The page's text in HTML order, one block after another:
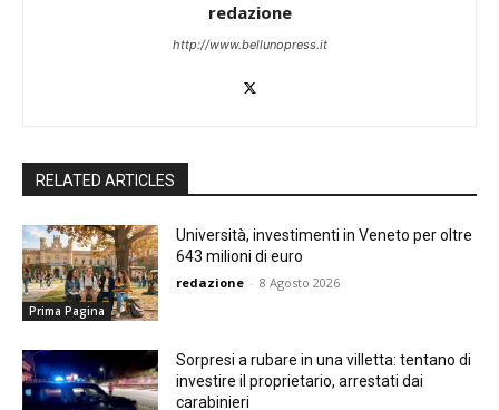
redazione
http://www.bellunopress.it
RELATED ARTICLES
Prima Pagina
Università, investimenti in Veneto per oltre
643 milioni di euro
redazione - 8 Agosto 2026
Sorpresi a rubare in una villetta: tentano di
investire il proprietario, arrestati dai
carabinieri